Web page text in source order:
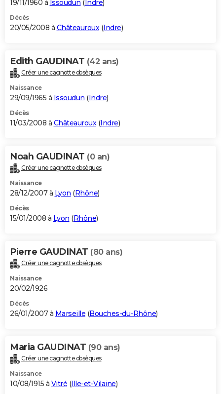
19/11/1960 à Issoudun ( Indre)
Décès
20/05/2008 à Châteauroux(Indre)
Edith GAUDINAT (42 ans)
Créer une cagnotte obsèques
Naissance
29/09/1965 à Issoudun (Indre)
Décès
11/03/2008 à Châteauroux(Indre)
Noah GAUDINAT (0 an)
Créer une cagnotte obsèques
Naissance
28/12/2007 à Lyon (Rhône)
Décès
15/01/2008 à Lyon (Rhône)
Pierre GAUDINAT (80 ans)
Créer une cagnotte obsèques
Naissance
20/02/1926
Décès
26/01/2007 à Marseille (Bouches-du-Rhône)
Maria GAUDINAT (90 ans)
Créer une cagnotte obsèques
Naissance
10/08/1915 à Vitré (Ille-et-Vilaine)